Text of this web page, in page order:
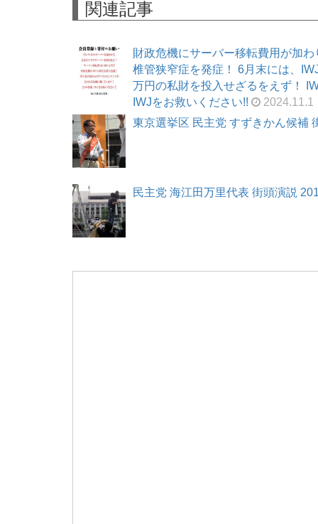
関連記事
財政危機にサーバー移転費用が加
椎管狭窄症を発症！ 6月末には、
万円の私財を投入せざるをえず！
IWJをお救いください!!
2024.11.1
東京選挙区 民主党 すずきかん候補
民主党 海江田万里代表 街頭演説